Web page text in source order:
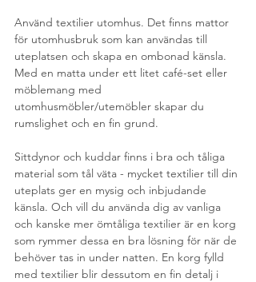
Använd textilier utomhus. Det finns mattor
för utomhusbruk som kan användas till
uteplatsen och skapa en ombonad känsla.
Med en matta under ett litet café-set eller
möblemang med
utomhusmöbler/utemöbler skapar du
rumslighet och en fin grund.
Sittdynor och kuddar finns i bra och tåliga
material som tål väta - mycket textilier till din
uteplats ger en mysig och inbjudande
känsla. Och vill du använda dig av vanliga
och kanske mer ömtåliga textilier är en korg
som rymmer dessa en bra lösning för när de
behöver tas in under natten. En korg fylld
med textilier blir dessutom en fin detalj i